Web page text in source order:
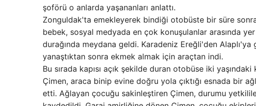
şoförü o anlarda yaşananları anlattı.
Zonguldak'ta emekleyerek bindiği otobüste bir süre
bebek, sosyal medyada en çok konuşulanlar arasında
durağında meydana geldi. Karadeniz Ereğli'den
yanaştıktan sonra ekmek almak için araçtan indi.
Bu sırada kapısı açık şekilde duran otobüse iki
Çimen, araca binip evine doğru yola çıktığı esnada bir
etti. Ağlayan çocuğu sakinleştiren Çimen, durumu